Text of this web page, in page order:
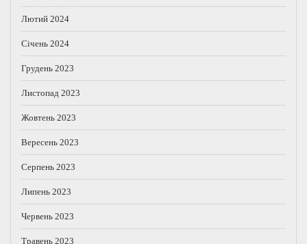
Лютий 2024
Січень 2024
Грудень 2023
Листопад 2023
Жовтень 2023
Вересень 2023
Серпень 2023
Липень 2023
Червень 2023
Травень 2023